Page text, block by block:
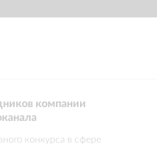
компании
конкурса в сфере